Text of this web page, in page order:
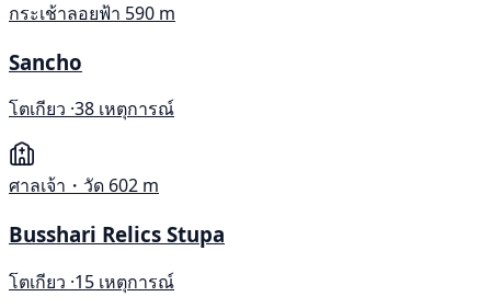
กระเช้าลอยฟ้า 590 m
Sancho
โตเกียว ·38 เหตุการณ์
ศาลเจ้า・วัด 602 m
Busshari Relics Stupa
โตเกียว ·15 เหตุการณ์